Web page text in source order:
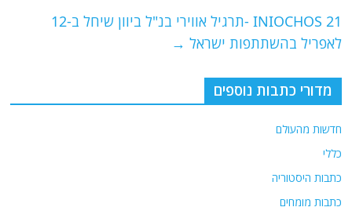
k
INIOCHOS 21 -תרגיל אווירי בנ"ל ביוון שיחל ב-12
לאפריל בהשתתפות ישראל →
מדורי כתבות נוספים
חדשות מהעולם
כללי
כתבות היסטוריה
כתבות מומחים